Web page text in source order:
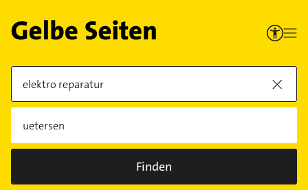
Finden